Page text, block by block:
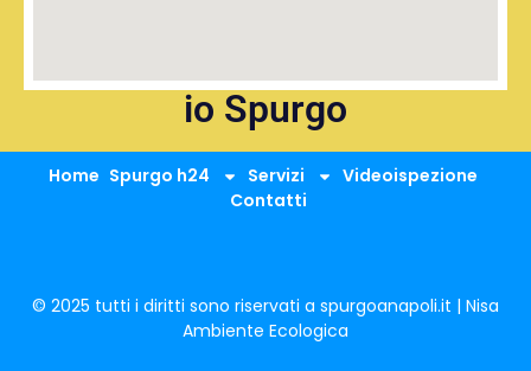
io Spurgo
Home Spurgo h24 Servizi
Videoispezione
Contatti
© 2025 tutti i diritti sono riservati a spurgoanapoli.it | Nisa
Ambiente Ecologica